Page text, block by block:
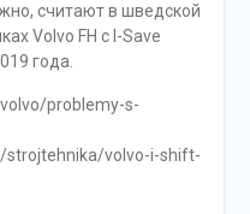
считают в шведской
Volvo FH c I-Save
года.
problemy-s-
strojtehnika/volvo-i-shift-